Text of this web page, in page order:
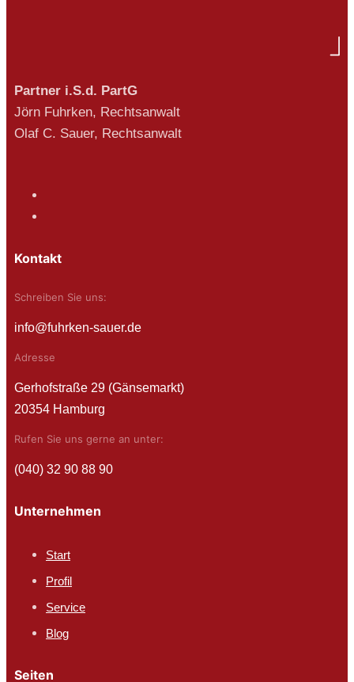
Partner i.S.d. PartG
Jörn Fuhrken, Rechtsanwalt
Olaf C. Sauer, Rechtsanwalt
Kontakt
Schreiben Sie uns:
info@fuhrken-sauer.de
Adresse
Gerhofstraße 29 (Gänsemarkt)
20354 Hamburg
Rufen Sie uns gerne an unter:
(040) 32 90 88 90
Unternehmen
Start
Profil
Service
Blog
Seiten